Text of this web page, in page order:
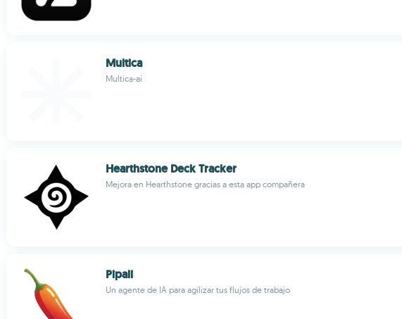
Multica
Multica-ai
Hearthstone Deck Tracker
Mejora en Hearthstone gracias a esta app compañera
Pipali
Un agente de IA para agilizar tus flujos de trabajo